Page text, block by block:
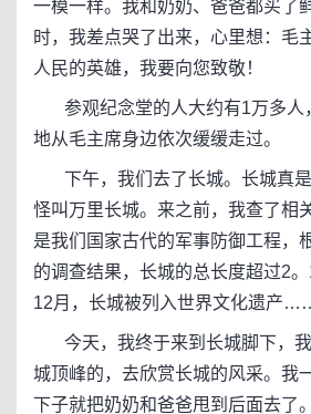
一模一样。我和奶奶、爸爸都买了
时，我差点哭了出来，心里想：毛
人民的英雄，我要向您致敬！
参观纪念堂的人大约有1万多人
地从毛主席身边依次缓缓走过。
下午，我们去了长城。长城真是
怪叫万里长城。来之前，我查了相
是我们国家古代的军事防御工程，
的调查结果，长城的总长度超过2
12月，长城被列入世界文化遗产
今天，我终于来到长城脚下，我
城顶峰的，去欣赏长城的风采。我
下子就把奶奶和爸爸甩到后面去了